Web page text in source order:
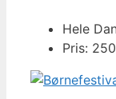
Hele
Pris: